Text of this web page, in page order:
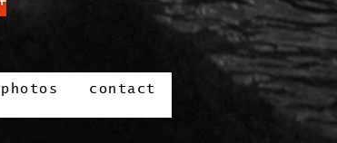
photos
photos contact